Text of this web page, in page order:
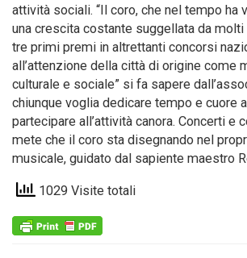
attività sociali. “Il coro, che nel tempo ha
una crescita costante suggellata da
tre primi premi in altrettanti concorsi
all’attenzione della città di origine come
culturale e sociale” si fa sapere
chiunque voglia dedicare tempo e cuore
partecipare all’attività canora. Concerti e
mete che il coro sta disegnando nel
musicale, guidato dal sapiente maestro
1029 Visite totali